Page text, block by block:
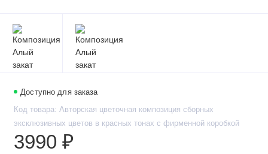
Доступно для заказа
Код товара: Авторская цветочная композиция сборных
эксклюзивных цветов в красных тонах с фирменной коробкой
3990 ₽